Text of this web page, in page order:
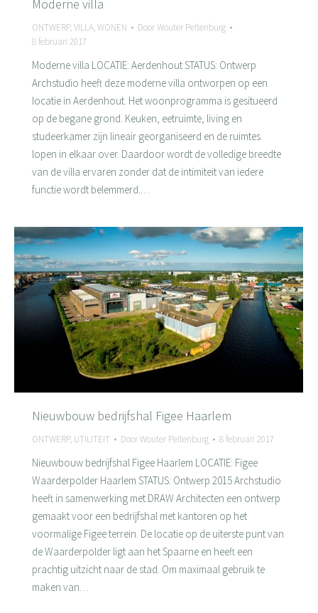
Moderne villa
ONTWERP,VILLA,WONEN DoorWouter Peltenburg
8 februari 2017
Moderne villa LOCATIE: Aerdenhout STATUS: Ontwerp
Archstudio heeft deze moderne villa ontworpen op een
locatie in Aerdenhout. Het woonprogramma is gesitueerd
op de begane grond. Keuken, eetruimte, living en
studeerkamer zijn lineair georganiseerd en de ruimtes
lopen in elkaar over. Daardoor wordt de volledige breedte
van de villa ervaren zonder dat de intimiteit van iedere
functie wordt belemmerd.…
Nieuwbouw bedrijfshal Figee Haarlem
ONTWERP, UTILITEIT DoorWouter Peltenburg 8 februari 2017
Nieuwbouw bedrijfshal Figee Haarlem LOCATIE: Figee
Waarderpolder Haarlem STATUS: Ontwerp 2015 Archstudio
heeft in samenwerking met DRAW Architecten een ontwerp
gemaakt voor een bedrijfshal met kantoren op het
voormalige Figee terrein. De locatie op de uiterste punt van
de Waarderpolder ligt aan het Spaarne en heeft een
prachtig uitzicht naar de stad. Om maximaal gebruik te
maken van…